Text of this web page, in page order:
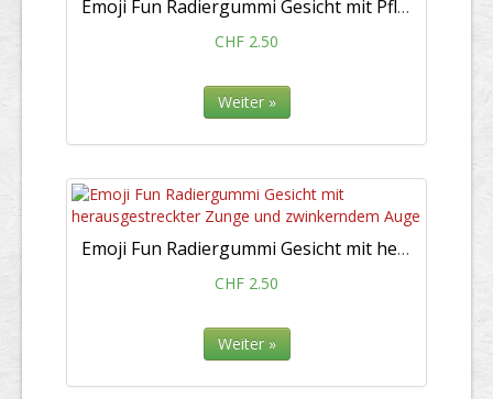
Emoji Fun Radiergummi Gesicht mit Pflaster
CHF 2.50
Weiter »
Emoji Fun Radiergummi Gesicht mit herausgestreckter Zunge und zwinkerndem Auge
CHF 2.50
Weiter »